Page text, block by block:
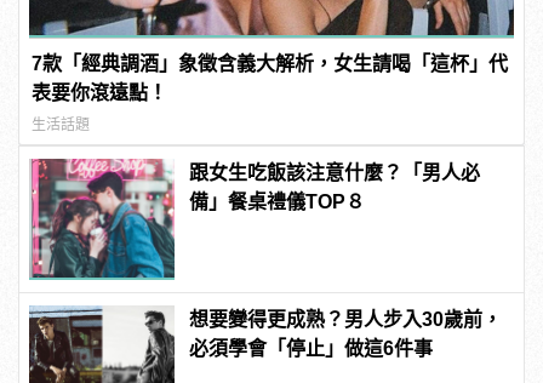
7款「經典調酒」象徵含義大解析，女生請喝「這杯」代
表要你滾遠點！
生活話題
跟女生吃飯該注意什麼？「男人必
備」餐桌禮儀TOP８
想要變得更成熟？男人步入30歲前，
必須學會「停止」做這6件事